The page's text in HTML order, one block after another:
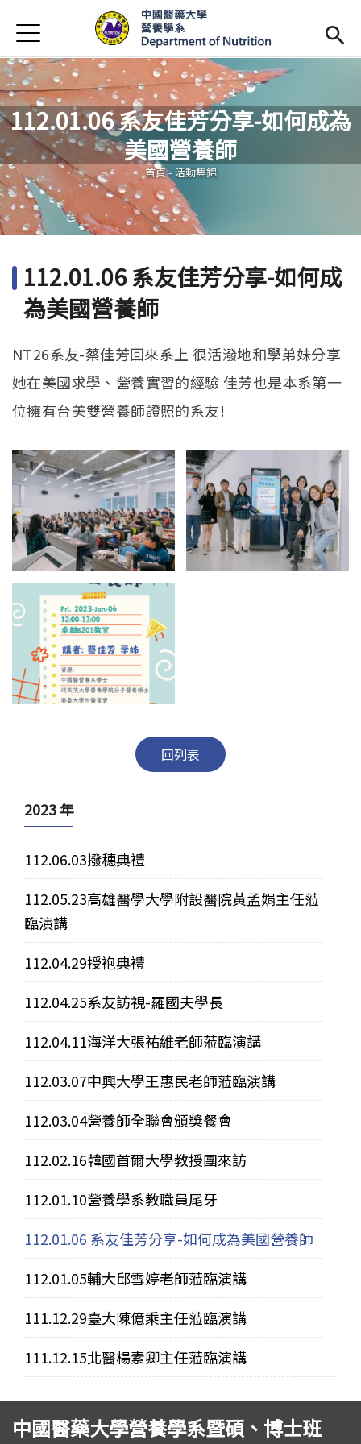
首頁
最新消息
系所簡介
Open
師資陣容
課程資訊
活動花絮
招生訊息(link is external)
Open
學生專區
校友專區
相關連結
English
Jump to Navigation
Jump to Main content
112.01.06 系友佳芳分享-如何成為
美國營養師
您在這裡
首頁- 活動集錦
112.01.06 系友佳芳分享-如何成
為美國營養師
NT26系友-蔡佳芳回來系上 很活潑地和學弟妹分享
她在美國求學、營養實習的經驗 佳芳也是本系第一
位擁有台美雙營養師證照的系友!
回列表
2023 年
112.06.03撥穗典禮
112.05.23高雄醫學大學附設醫院黃孟娟主任蒞
臨演講
112.04.29授袍典禮
112.04.25系友訪視-羅國夫學長
112.04.11海洋大張祐維老師蒞臨演講
112.03.07中興大學王惠民老師蒞臨演講
112.03.04營養師全聯會頒獎餐會
112.02.16韓國首爾大學教授團來訪
112.01.10營養學系教職員尾牙
112.01.06 系友佳芳分享-如何成為美國營養師
112.01.05輔大邱雪婷老師蒞臨演講
111.12.29臺大陳億乘主任蒞臨演講
111.12.15北醫楊素卿主任蒞臨演講
中國醫藥大學營養學系暨碩、博士班